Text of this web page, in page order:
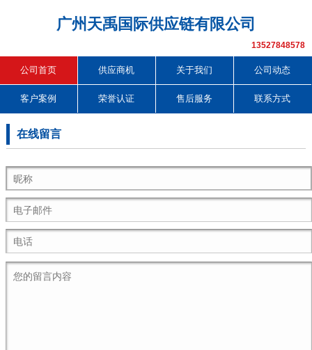
广州天禹国际供应链有限公司
13527848578
公司首页 供应商机 关于我们 公司动态
客户案例 荣誉认证 售后服务 联系方式
在线留言